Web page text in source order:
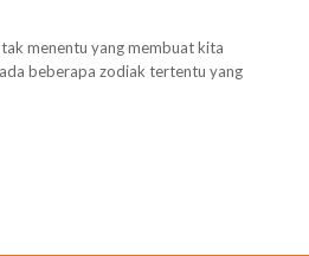
menentu yang membuat kita
beberapa zodiak tertentu yang